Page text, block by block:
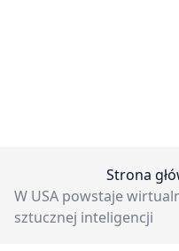
Strona
W USA powstaje
sztucznej inteligencji